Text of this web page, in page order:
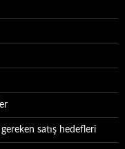
satış hedefleri